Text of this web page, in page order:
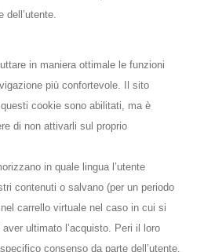
dell’utente.
in maniera ottimale le funzioni
più confortevole. Il sito
cookie sono abilitati, ma è
di non attivarli sul proprio
in quale lingua l’utente
contenuti o salvano (per un periodo
carrello virtuale nel caso in cui si
ultimato l’acquisto. Peri il loro
consenso da parte dell’utente.